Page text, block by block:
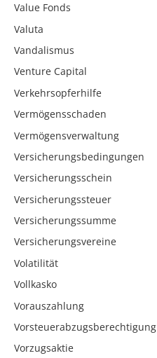
Value Fonds
Valuta
Vandalismus
Venture Capital
Verkehrsopferhilfe
Vermögensschaden
Vermögensverwaltung
Versicherungsbedingungen
Versicherungsschein
Versicherungssteuer
Versicherungssumme
Versicherungsvereine
Volatilität
Vollkasko
Vorauszahlung
Vorsteuerabzugsberechtigung
Vorzugsaktie